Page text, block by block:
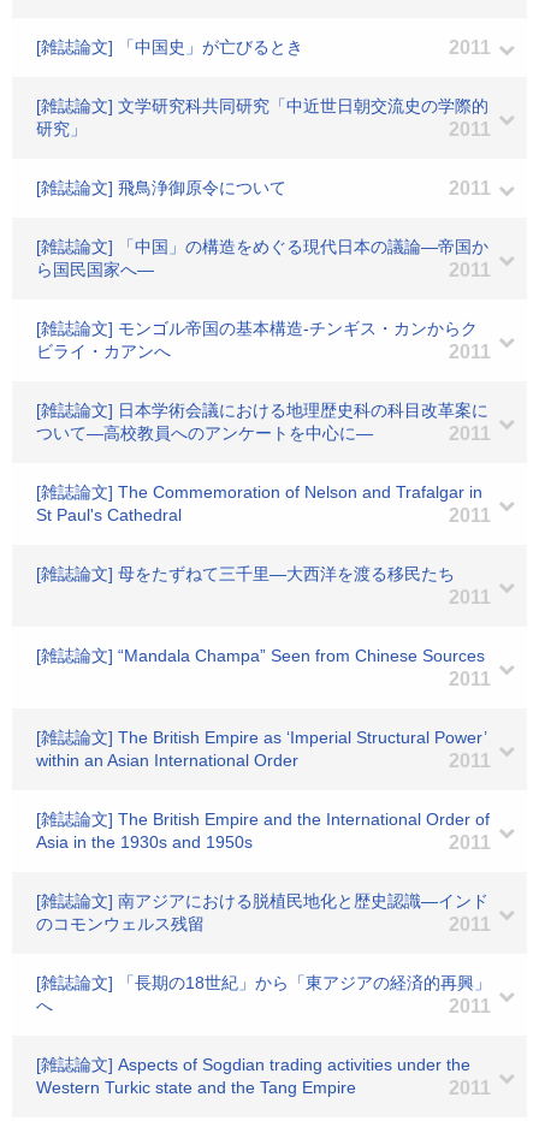
[雑誌論文] 「中国史」が亡びるとき 2011
[雑誌論文] 文学研究科共同研究「中近世日朝交流史の学際的
研究」
2011
[雑誌論文] 飛鳥浄御原令について 2011
[雑誌論文] 「中国」の構造をめぐる現代日本の議論―帝国か
ら国民国家へ―
2011
[雑誌論文] モンゴル帝国の基本構造-チンギス・カンからク
ビライ・カアンへ
2011
[雑誌論文] 日本学術会議における地理歴史科の科目改革案に
ついて―高校教員へのアンケートを中心に―
2011
[雑誌論文] The Commemoration of Nelson and Trafalgar in
St Paul's Cathedral
2011
[雑誌論文] 母をたずねて三千里―大西洋を渡る移民たち
2011
[雑誌論文] “Mandala Champa” Seen from Chinese Sources
2011
[雑誌論文] The British Empire as ‘Imperial Structural Power’
within an Asian International Order
2011
[雑誌論文] The British Empire and the International Order of
Asia in the 1930s and 1950s
2011
[雑誌論文] 南アジアにおける脱植民地化と歴史認識―インド
のコモンウェルス残留
2011
[雑誌論文] 「長期の18世紀」から「東アジアの経済的再興」
へ
2011
[雑誌論文] Aspects of Sogdian trading activities under the
Western Turkic state and the Tang Empire
2011